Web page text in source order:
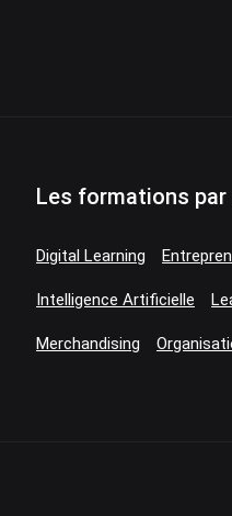
Les formations
Digital Learning
Intelligence Artificielle
Merchandising